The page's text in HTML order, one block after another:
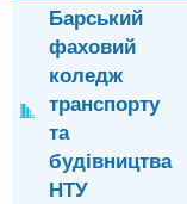
Барський
фаховий
коледж
транспорту
та
будівництва
НТУ